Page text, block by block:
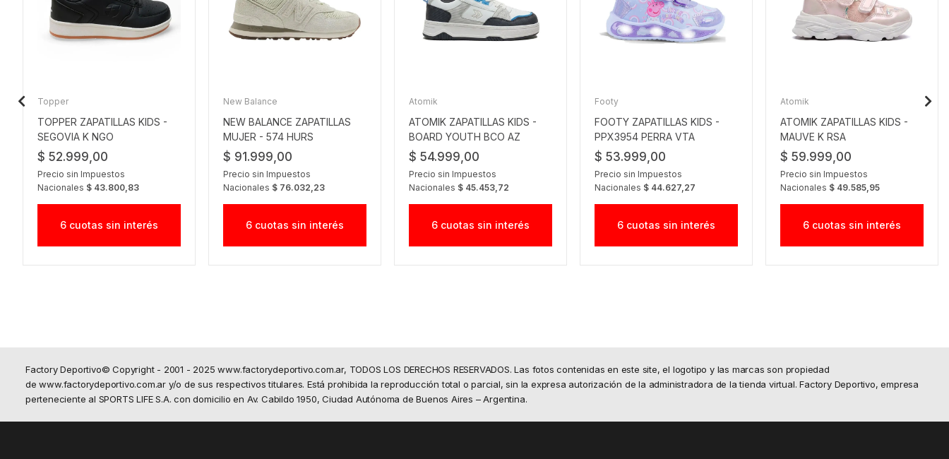
Topper
TOPPER ZAPATILLAS KIDS -
SEGOVIA K NGO
$ 52.999,00
Precio sin Impuestos
Nacionales $ 43.800,83
6 cuotas sin interés
New Balance
NEW BALANCE ZAPATILLAS
MUJER - 574 HURS
$ 91.999,00
Precio sin Impuestos
Nacionales $ 76.032,23
6 cuotas sin interés
Atomik
ATOMIK ZAPATILLAS KIDS -
BOARD YOUTH BCO AZ
$ 54.999,00
Precio sin Impuestos
Nacionales $ 45.453,72
6 cuotas sin interés
Footy
FOOTY ZAPATILLAS KIDS -
PPX3954 PERRA VTA
$ 53.999,00
Precio sin Impuestos
Nacionales $ 44.627,27
6 cuotas sin interés
Atomik
ATOMIK ZAPATILLAS KIDS -
MAUVE K RSA
$ 59.999,00
Precio sin Impuestos
Nacionales $ 49.585,95
6 cuotas sin interés
Factory Deportivo© Copyright - 2001 - 2025 www.factorydeportivo.com.ar, TODOS LOS DERECHOS RESERVADOS. Las fotos contenidas en este site, el logotipo y las marcas son propiedad
de www.factorydeportivo.com.ar y/o de sus respectivos titulares. Está prohibida la reproducción total o parcial, sin la expresa autorización de la administradora de la tienda virtual. Factory Deportivo, empresa
perteneciente al SPORTS LIFE S.A. con domicilio en Av. Cabildo 1950, Ciudad Autónoma de Buenos Aires – Argentina.